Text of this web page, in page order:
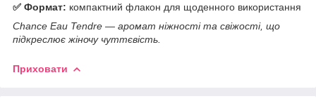
✅ Формат: компактний флакон для щоденного використання
Chance Eau Tendre — аромат ніжності та свіжості, що
підкреслює жіночу чуттєвість.
Приховати